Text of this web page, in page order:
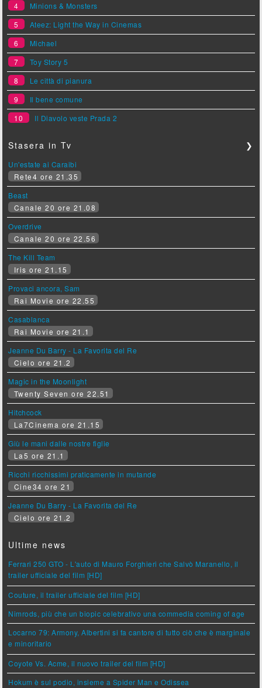
4
Minions & Monsters
5
Ateez: Light the Way in Cinemas
6
Michael
7
Toy Story 5
8
Le città di pianura
9
Il bene comune
10
Il Diavolo veste Prada 2
Stasera in Tv ❯
Un'estate ai Caraibi
Rete4 ore 21.35
Beast
Canale 20 ore 21.08
Overdrive
Canale 20 ore 22.56
The Kill Team
Iris ore 21.15
Provaci ancora, Sam
Rai Movie ore 22.55
Casablanca
Rai Movie ore 21.1
Jeanne Du Barry - La Favorita del Re
Cielo ore 21.2
Magic in the Moonlight
Twenty Seven ore 22.51
Hitchcock
La7Cinema ore 21.15
Giù le mani dalle nostre figlie
La5 ore 21.1
Ricchi ricchissimi praticamente in mutande
Cine34 ore 21
Jeanne Du Barry - La Favorita del Re
Cielo ore 21.2
Ultime news
Ferrari 250 GTO - L'auto di Mauro Forghieri che Salvò Maranello, il
trailer ufficiale del film [HD]
Couture, il trailer ufficiale del film [HD]
Nimrods, più che un biopic celebrativo una commedia coming of age
Locarno 79: Armony, Albertini si fa cantore di tutto ciò che è marginale
e minoritario
Coyote Vs. Acme, il nuovo trailer del film [HD]
Hokum è sul podio, insieme a Spider Man e Odissea